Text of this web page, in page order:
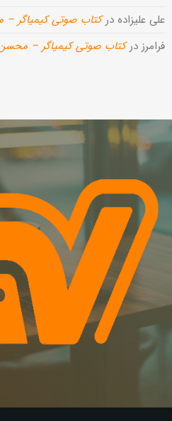
علی علیزاده درکتاب صوتی کیمیاگر
فرامرز درکتاب صوتی کیمیاگر –